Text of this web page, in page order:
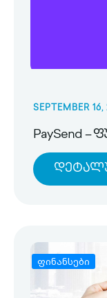
SEPTEMBER 16,
PaySend –
ფინანსები